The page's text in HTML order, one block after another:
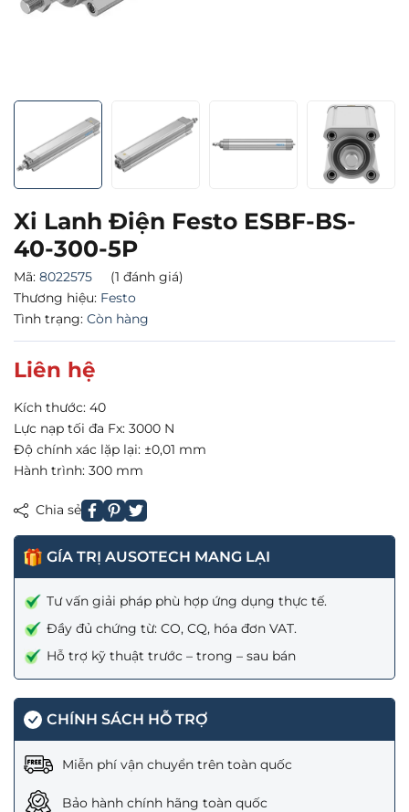
Xi Lanh Điện Festo ESBF-BS-
40-300-5P
Mã: 8022575
(1 đánh giá)
Thương hiệu: Festo
Tình trạng: Còn hàng
Liên hệ
Kích thước: 40
Lực nạp tối đa Fx: 3000 N
Độ chính xác lặp lại: ±0,01 mm
Hành trình: 300 mm
Chia sẻ
GÍA TRỊ AUSOTECH MANG LẠI
Tư vấn giải pháp phù hợp ứng dụng thực tế.
Đầy đủ chứng từ: CO, CQ, hóa đơn VAT.
Hỗ trợ kỹ thuật trước – trong – sau bán
CHÍNH SÁCH HỖ TRỢ
Miễn phí vận chuyển trên toàn quốc
Bảo hành chính hãng toàn quốc